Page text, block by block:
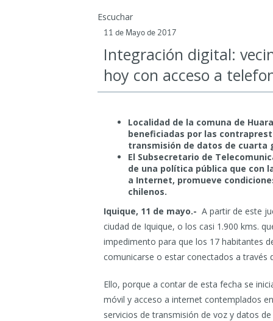
Escuchar
11 de Mayo de 2017
Integración digital:
hoy con acceso a
Localidad de la comuna de
beneficiadas por las
transmisión de datos de cuarta
El Subsecretario de
de una política pública que con
a Internet, promueve
chilenos.
Iquique, 11 de mayo.- A partir de este
ciudad de Iquique, o los casi 1.900 kms.
impedimento para que los 17 habitantes
comunicarse o estar conectados a través
Ello, porque a contar de esta fecha se
móvil y acceso a internet contemplados
servicios de transmisión de voz y datos